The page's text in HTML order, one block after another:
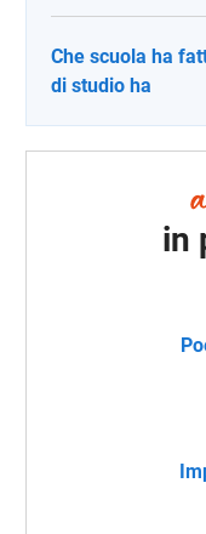
Che scuola ha
di studio ha
in